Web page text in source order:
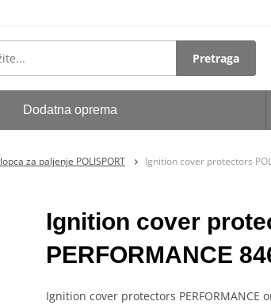
Pretraga
Dodatna oprema
za paljenje POLISPORT Ignition cover protectors
Ignition cover
PERFORMANCE
Ignition cover protectors PERFORMANCE